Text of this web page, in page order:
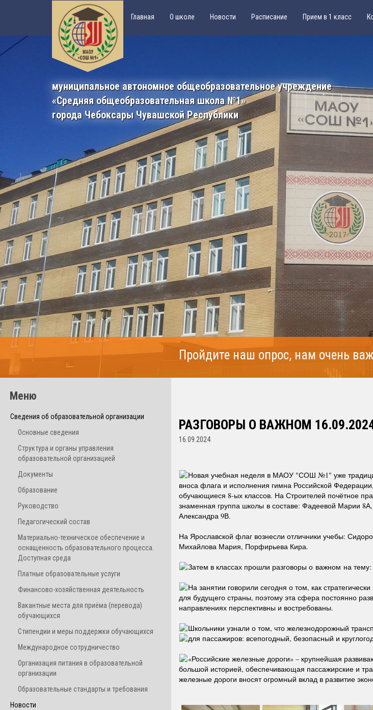
Главная О школе Новости Расписание Прием в 1 класс
муниципальное автономное общеобразовательное учреждение
«Средняя общеобразовательная школа №1»
города Чебоксары Чувашской Республики
Пройдите наш опрос, нам очень
Меню
Сведения об образовательной организации
Основные сведения
Структура и органы управления
образовательной организацией
Документы
Образование
Руководство
Педагогический состав
Материально-техническое обеспечение и
оснащенность образовательного процесса.
Доступная среда
Платные образовательные услуги
Финансово-хозяйственная деятельность
Вакантные места для приёма (перевода)
обучающихся
Стипендии и меры поддержки обучающихся
Международное сотрудничество
Организация питания в образовательной
организации
Образовательные стандарты и требования
Новости
РАЗГОВОРЫ О ВАЖНОМ
16.09.2024
Новая учебная неделя в МАОУ "СОШ №1" уже
вноса флага и исполнения гимна Российской
обучающиеся 8-ых классов. На Строителей почётное
знаменная группа школы в составе: Фадеевой Марии
Александра 9В.
На Ярославской флаг вознесли отличники учебы:
Михайлова Мария, Порфирьева Кира.
Затем в классах прошли разговоры о важном на
На занятии говорили сегодня о том, как
для будущего страны, поэтому эта сфера постоянно
направлениях перспективны и востребованы.
Школьники узнали о том, что железнодорожный
для пассажиров: всепогодный, безопасный и
«Российские железные дороги» – крупнейшая
большой историей, обеспечивающая пассажирские и
железные дороги вносят огромный вклад в развитие